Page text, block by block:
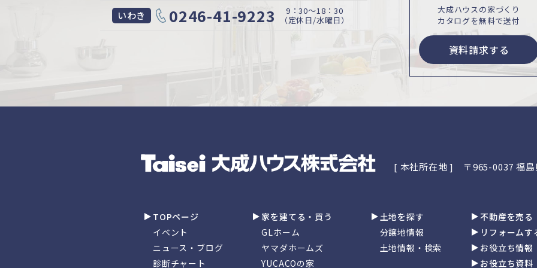
いわき 0246-41-9223
9：30〜18：30
（定休日/水曜日）
大成ハウスの家づくり
カタログを無料で送付
資料請求する
[ 本社所在地 ] 〒965-0037 福島
TOPページ
イベント
ニュース・ブログ
診断チャート
家を建てる・買う
GLホーム
ヤマダホームズ
YUCACOの家
土地を探す
分譲地情報
土地情報・検索
不動産を売る
リフォームす
お役立ち情報
お役立ち資料